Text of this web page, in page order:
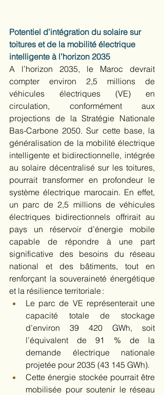
Potentiel d’intégration du solaire sur
toitures et de la mobilité électrique
intelligente à l’horizon 2035
A l’horizon 2035, le Maroc devrait
compter environ 2,5 millions de
véhicules électriques (VE) en
circulation, conformément aux
projections de la Stratégie Nationale
Bas-Carbone 2050. Sur cette base, la
généralisation de la mobilité électrique
intelligente et bidirectionnelle, intégrée
au solaire décentralisé sur les toitures,
pourrait transformer en profondeur le
système électrique marocain. En effet,
un parc de 2,5 millions de véhicules
électriques bidirectionnels offrirait au
pays un réservoir d’énergie mobile
capable de répondre à une part
significative des besoins du réseau
national et des bâtiments, tout en
renforçant la souveraineté énergétique
et la résilience territoriale :
Le parc de VE représenterait une
capacité totale de stockage
d’environ 39 420 GWh, soit
l’équivalent de 91 % de la
demande électrique nationale
projetée pour 2035 (43 145 GWh).
Cette énergie stockée pourrait être
mobilisée pour soutenir le réseau